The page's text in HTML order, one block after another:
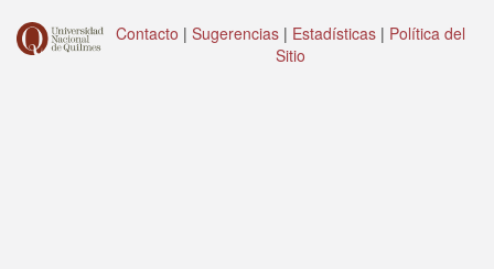
Contacto | Sugerencias | Estadísticas | Política del
Sitio